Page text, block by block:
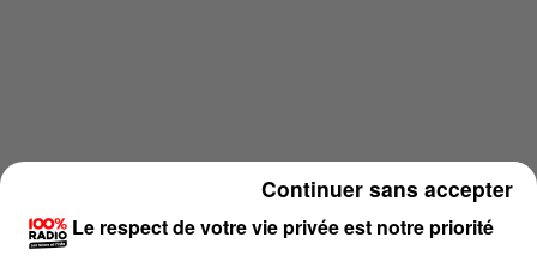
Le respect de votre vie privée est notre priorité
Continuer sans accepter